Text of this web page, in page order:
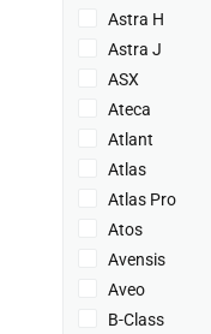
Astra H
Astra J
ASX
Ateca
Atlant
Atlas
Atlas Pro
Atos
Avensis
Aveo
B-Class